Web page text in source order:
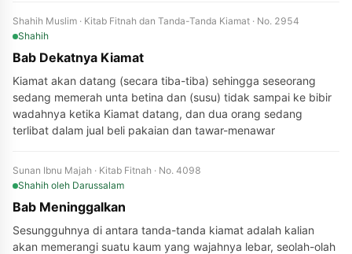
Shahih Muslim · Kitab Fitnah dan Tanda-Tanda Kiamat · No. 2954
Shahih
Bab Dekatnya Kiamat
Kiamat akan datang (secara tiba-tiba) sehingga seseorang
sedang memerah unta betina dan (susu) tidak sampai ke bibir
wadahnya ketika Kiamat datang, dan dua orang sedang
terlibat dalam jual beli pakaian dan tawar-menawar
Sunan Ibnu Majah · Kitab Fitnah · No. 4098
Shahih oleh Darussalam
Bab Meninggalkan
Sesungguhnya di antara tanda-tanda kiamat adalah kalian
akan memerangi suatu kaum yang wajahnya lebar, seolah-olah